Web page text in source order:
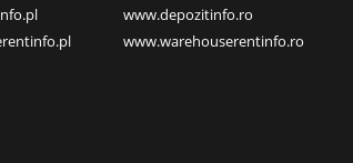
www.depozitinfo.ro
www.warehouserentinfo.ro